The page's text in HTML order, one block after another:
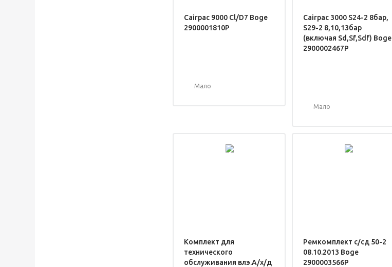
Cairpac 9000 Cl/D7 Boge
2900001810P
Мало
Cairpac 3000 S24-2 8бар,
S29-2 8,10,13бар
(включая Sd,Sf,Sdf) Boge
2900002467P
Мало
Комплект для
технического
обслуживания влэ.А/х/д
Ремкомплект с/сд 50-2
08.10.2013 Boge
2900003566P